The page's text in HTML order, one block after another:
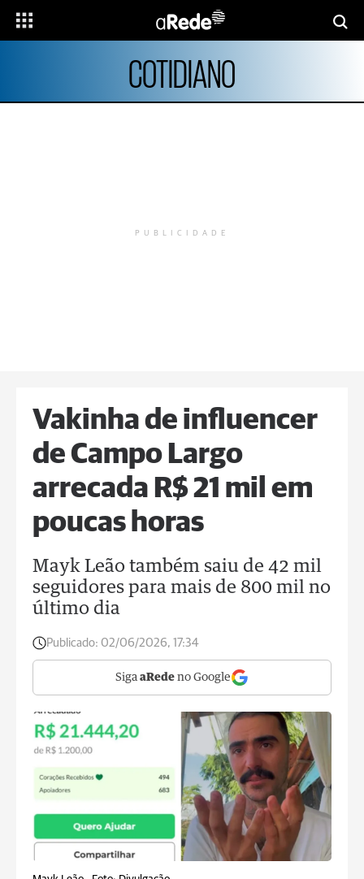
COTIDIANO
PUBLICIDADE
Vakinha de influencer
de Campo Largo
arrecada R$ 21 mil em
poucas horas
Mayk Leão também saiu de 42 mil
seguidores para mais de 800 mil no
último dia
Publicado: 02/06/2026, 17:34
Siga aRede no Google